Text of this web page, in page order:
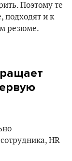
Поэтому те
подходят и к
резюме.
HR